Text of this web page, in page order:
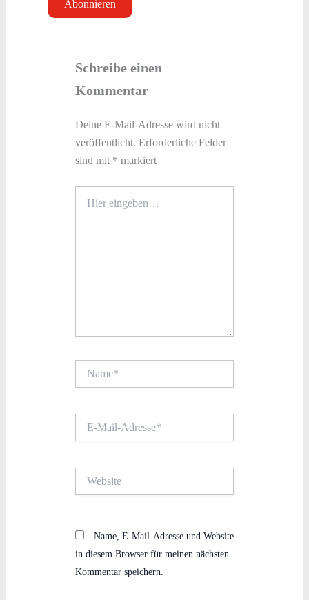
Schreibe einen
Kommentar
Deine E-Mail-Adresse wird nicht
veröffentlicht. Erforderliche Felder
sind mit * markiert
eingeben…
Mail-
Name, E-Mail-Adresse und Website
in diesem Browser für meinen nächsten
Kommentar speichern.